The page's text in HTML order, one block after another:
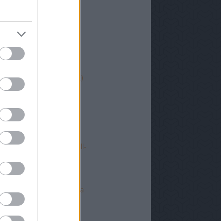
temető
szobor (4.)
hatvani buszállomás (3.)
volt, hogy van - Hatvan
Hatvan-Eger futball-
futball első lépései
Kecskemét csatorna
volt, hogy van - Hatvan